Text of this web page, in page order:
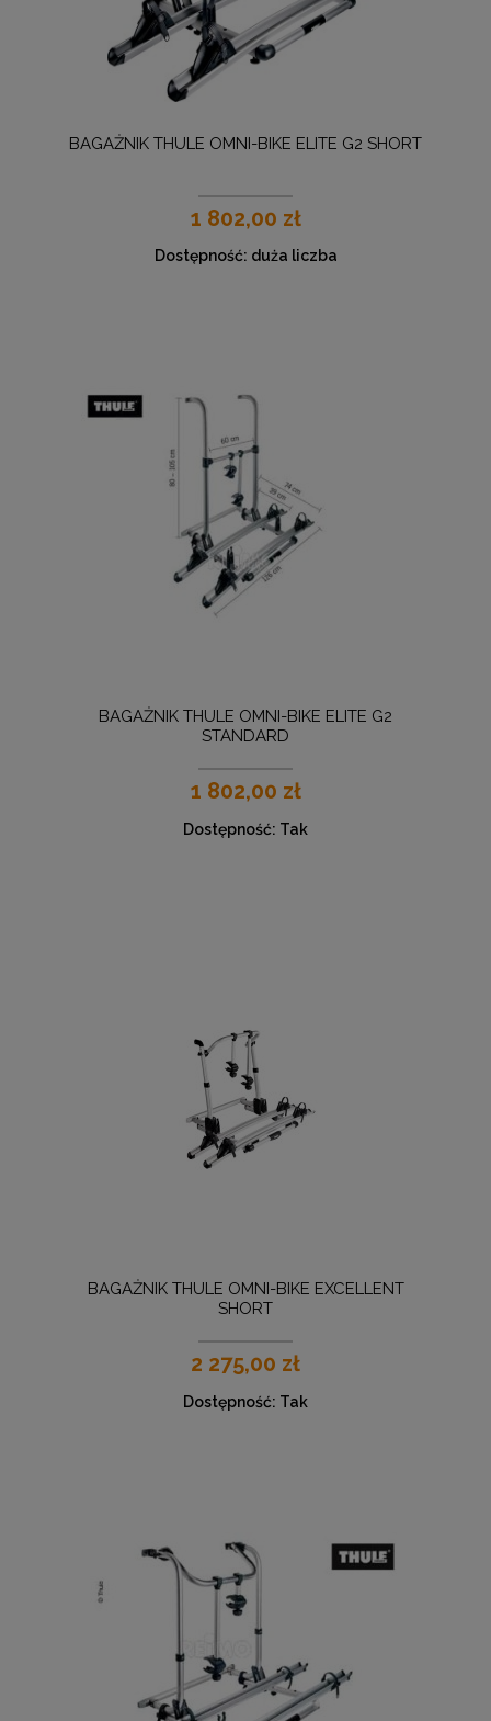
BAGAŻNIK THULE OMNI-BIKE ELITE G2 SHORT
1 802,00 zł
Dostępność: duża liczba
BAGAŻNIK THULE OMNI-BIKE ELITE G2
STANDARD
1 802,00 zł
Dostępność: Tak
BAGAŻNIK THULE OMNI-BIKE EXCELLENT
SHORT
2 275,00 zł
Dostępność: Tak